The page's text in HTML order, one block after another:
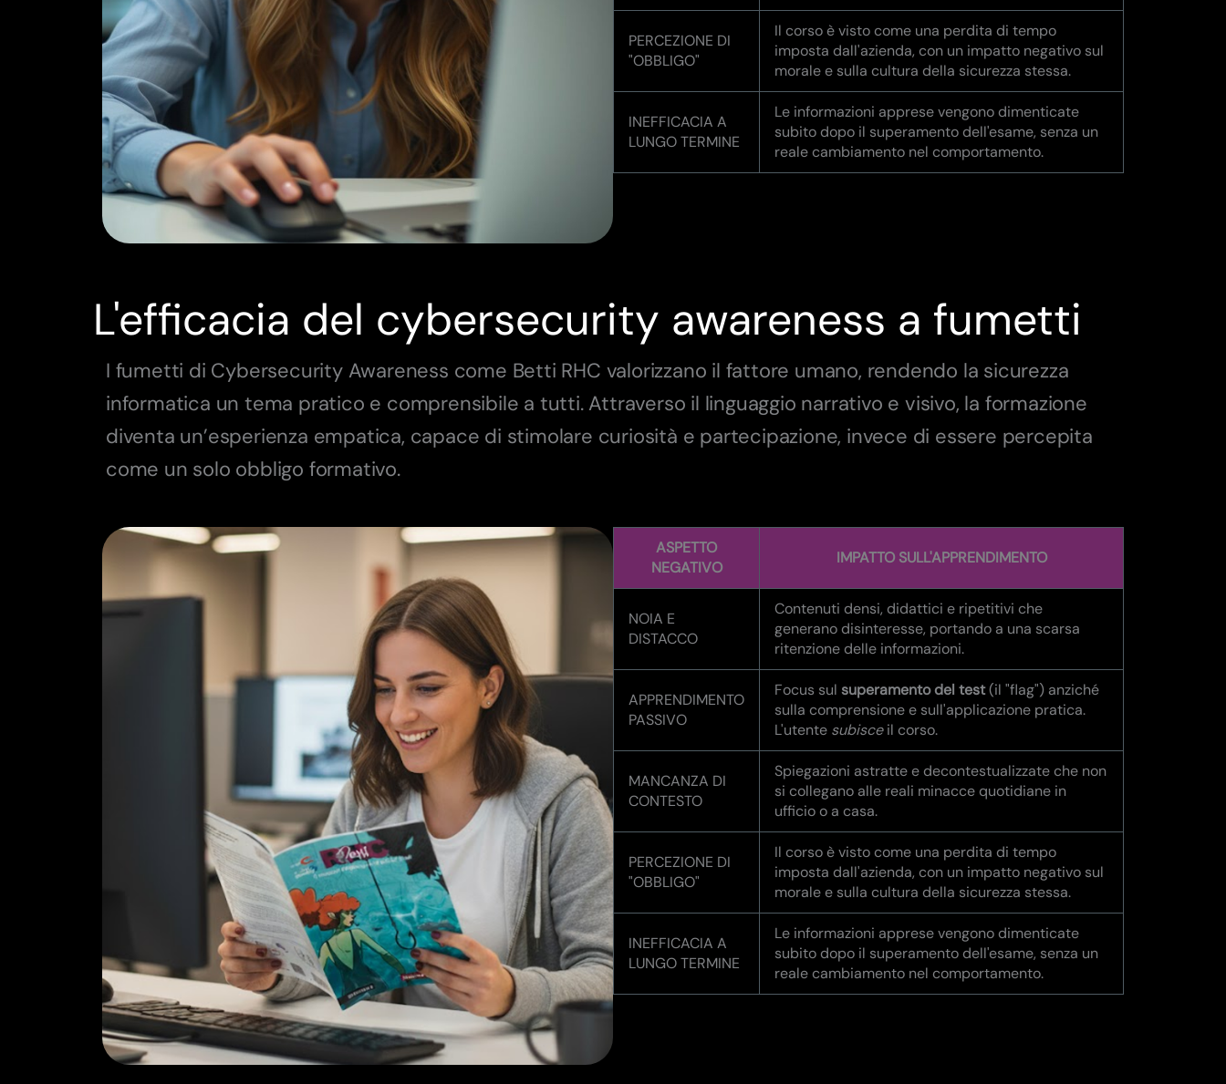
PERCEZIONE DI
"OBBLIGO"
Il corso è visto come una perdita di tempo
imposta dall'azienda, con un impatto negativo sul
morale e sulla cultura della sicurezza stessa.
INEFFICACIA A
LUNGO TERMINE
Le informazioni apprese vengono dimenticate
subito dopo il superamento dell'esame, senza un
reale cambiamento nel comportamento.
L'efficacia del cybersecurity awareness a fumetti
I fumetti di Cybersecurity Awareness come Betti RHC valorizzano il fattore umano, rendendo la sicurezza
informatica un tema pratico e comprensibile a tutti. Attraverso il linguaggio narrativo e visivo, la formazione
diventa un’esperienza empatica, capace di stimolare curiosità e partecipazione, invece di essere percepita
come un solo obbligo formativo.
ASPETTO
NEGATIVO
IMPATTO SULL'APPRENDIMENTO
NOIA E
DISTACCO
Contenuti densi, didattici e ripetitivi che
generano disinteresse, portando a una scarsa
ritenzione delle informazioni.
APPRENDIMENTO
PASSIVO
Focus sul superamento del test(il "flag") anziché
sulla comprensione e sull'applicazione pratica.
L'utente subisceil corso.
MANCANZA DI
CONTESTO
Spiegazioni astratte e decontestualizzate che non
si collegano alle reali minacce quotidiane in
ufficio o a casa.
PERCEZIONE DI
"OBBLIGO"
Il corso è visto come una perdita di tempo
imposta dall'azienda, con un impatto negativo sul
morale e sulla cultura della sicurezza stessa.
INEFFICACIA A
LUNGO TERMINE
Le informazioni apprese vengono dimenticate
subito dopo il superamento dell'esame, senza un
reale cambiamento nel comportamento.